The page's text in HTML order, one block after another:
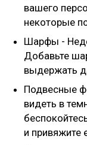
вашего
некоторые
Шарфы -
Добавьте
выдержать
Подвесные
видеть в
и привяжите